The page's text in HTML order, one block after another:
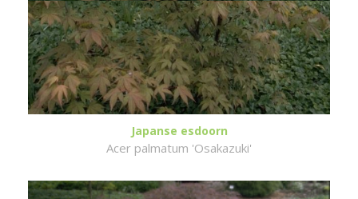
Japanse esdoorn
Acer palmatum 'Osakazuki'